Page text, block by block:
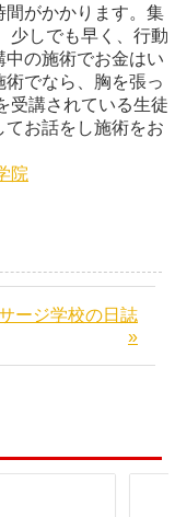
間がかかります。集
少しでも早く、行動
中の施術でお金はい
でなら、胸を張っ
受講されている生徒
てお話をし施術をお
院
ージ学校の日誌
»